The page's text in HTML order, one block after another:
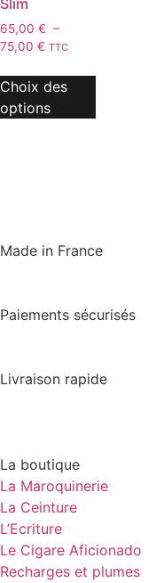
Slim
65,00 € –
75,00 € TTC
Choix des
options
Made in France
Paiements sécurisés
Livraison rapide
La boutique
La Maroquinerie
La Ceinture
L’Ecriture
Le Cigare Aficionado
Recharges et plumes